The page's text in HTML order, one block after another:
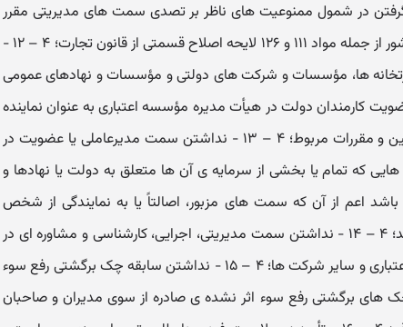
۴ – ۱۱ - قرار نگرفتن در شمول ممنوعیت های ناظر بر تصدی سمت های مدیریتی مقرر
در قوانین و مقررات جاری کشور از جمله مواد ۱۱۱ و ۱۲۶ لایحه اصلاح قسمتی از قانون تجارت؛ ۴ – ۱۲ -
ها، مؤسسات و شرکت های دولتی و مؤسسات و نهادهای عمومی
کارمندان دولت در هیأت مدیره مؤسسه اعتباری به عنوان نماینده
سهام دولت و با رعایت قوانین و مقررات مربوط؛ ۴ – ۱۳ - نداشتن سمت مدیرعاملی یا عضویت در
که تمام یا بخشی از سرمایه ی آن ها متعلق به دولت یا نهادها و
اعم از آن که سمت های مزبور، اصالتاً یا به نمایندگی از شخص
حقوقی سهامدار شرکت باشد؛ ۴ – ۱۴ - نداشتن سمت مدیریتی، اجرایی، کارشناسی و مشاوره ای در
شرکت های تابعه مؤسسه اعتباری و سایر شرکت ها؛ ۴ – ۱۵ - نداشتن سابقه چک برگشتی رفع سوء
برگشتی رفع سوء اثر نشده ی صادره از سوی مدیران و صاحبان